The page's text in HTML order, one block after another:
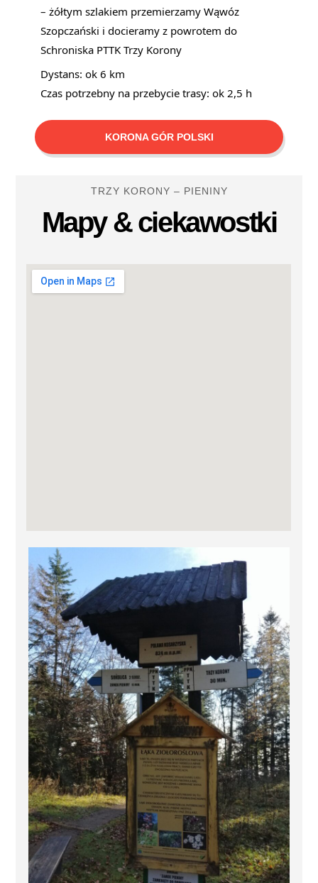
– żółtym szlakiem przemierzamy Wąwóz
Szopczański i docieramy z powrotem do
Schroniska PTTK Trzy Korony
Dystans: ok 6 km
Czas potrzebny na przebycie trasy: ok 2,5 h
KORONA GÓR POLSKI
TRZY KORONY – PIENINY
Mapy & ciekawostki